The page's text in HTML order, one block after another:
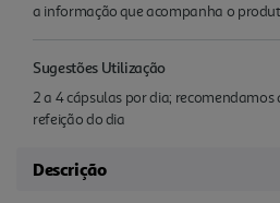
a informação que acompanha o
Sugestões Utilização
2 a 4 cápsulas por dia;
refeição do dia
Descrição